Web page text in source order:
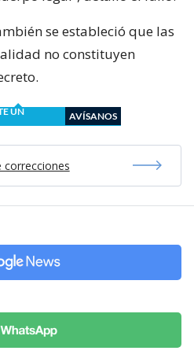
se estableció que las
no constituyen
UN
AVÍSANOS
correcciones